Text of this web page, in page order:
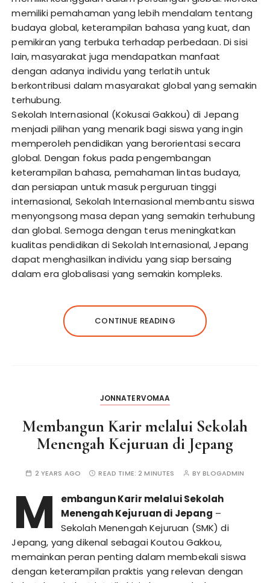
memiliki pemahaman yang lebih mendalam tentang
budaya global, keterampilan bahasa yang kuat, dan
pemikiran yang terbuka terhadap perbedaan. Di sisi
lain, masyarakat juga mendapatkan manfaat
dengan adanya individu yang terlatih untuk
berkontribusi dalam masyarakat global yang semakin
terhubung.
Sekolah Internasional (Kokusai Gakkou) di Jepang
menjadi pilihan yang menarik bagi siswa yang ingin
memperoleh pendidikan yang berorientasi secara
global. Dengan fokus pada pengembangan
keterampilan bahasa, pemahaman lintas budaya,
dan persiapan untuk masuk perguruan tinggi
internasional, Sekolah Internasional membantu siswa
menyongsong masa depan yang semakin terhubung
dan global. Semoga dengan terus meningkatkan
kualitas pendidikan di Sekolah Internasional, Jepang
dapat menghasilkan individu yang siap bersaing
dalam era globalisasi yang semakin kompleks.
CONTINUE READING
JONNATERVOMAA
Membangun Karir melalui Sekolah
Menengah Kejuruan di Jepang
2 YEARS AGO READ TIME:2 MINUTES BYBLOGADMIN
M
embangun Karir melalui Sekolah
Menengah Kejuruan di Jepang –
Sekolah Menengah Kejuruan (SMK) di
Jepang, yang dikenal sebagai Koutou Gakkou,
memainkan peran penting dalam membekali siswa
dengan keterampilan praktis yang relevan dengan